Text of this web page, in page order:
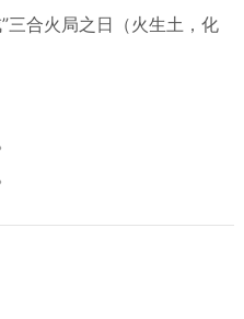
三合火局之日（火生土，化